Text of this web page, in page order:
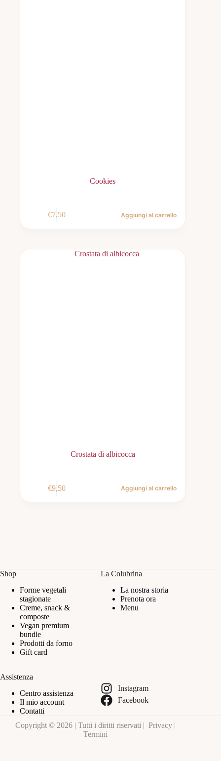
Cookies
€7,50 Aggiungi al carrello
Crostata di albicocca
€9,50 Aggiungi al carrello
Shop
Forme vegetali
stagionate
Creme, snack &
composte
Vegan premium
bundle
Prodotti da forno
Gift card
La Colubrina
La nostra storia
Prenota ora
Menu
Assistenza
Centro assistenza
Il mio account
Contatti
Instagram
Facebook
Copyright © 2026 | Tutti i diritti riservati | Privacy |
Termini